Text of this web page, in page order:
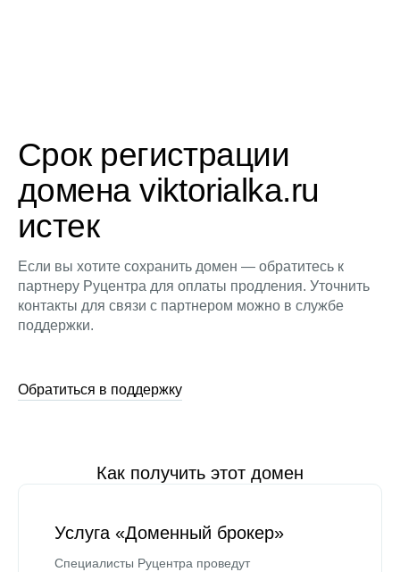
Срок регистрации
домена viktorialka.ru
истек
Если вы хотите сохранить домен — обратитесь к
партнеру Руцентра для оплаты продления. Уточнить
контакты для связи с партнером можно в службе
поддержки.
Обратиться в поддержку
Как получить этот домен
Услуга «Доменный брокер»
Специалисты Руцентра проведут